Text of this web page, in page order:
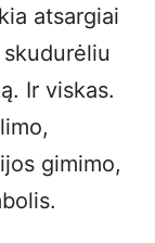
atsargiai
Ir viskas.
gimimo,